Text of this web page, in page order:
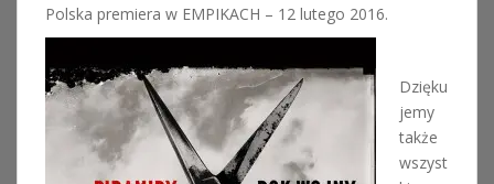
Polska premiera w EMPIKACH – 12 lutego 2016.
Dzięku
jemy
także
wszyst